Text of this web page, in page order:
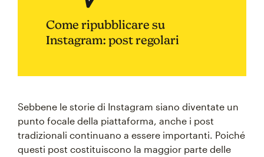
Come ripubblicare su
Instagram: post regolari
Sebbene le storie di Instagram siano diventate un
punto focale della piattaforma, anche i post
tradizionali continuano a essere importanti. Poiché
questi post costituiscono la maggior parte delle